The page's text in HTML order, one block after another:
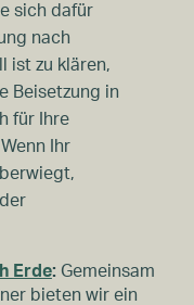
sich dafür
nach
ist zu klären,
Beisetzung in
für Ihre
Ihr
Erde: Gemeinsam
bieten wir ein